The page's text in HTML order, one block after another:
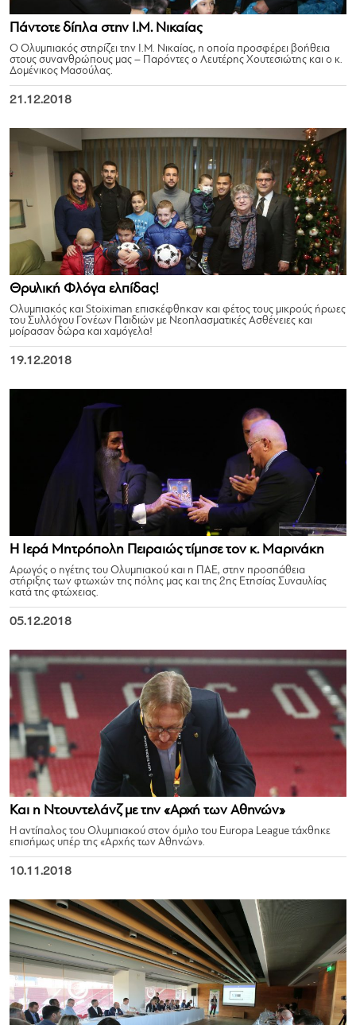
Πάντοτε δίπλα στην Ι.Μ. Νικαίας
Ο Ολυμπιακός στηρίζει την Ι.Μ. Νικαίας, η οποία προσφέρει βοήθεια
στους συνανθρώπους μας – Παρόντες ο Λευτέρης Χουτεσιώτης και ο κ.
Δομένικος Μασούλας.
21.12.2018
Θρυλική Φλόγα ελπίδας!
Ολυμπιακός και Stoiximan επισκέφθηκαν και φέτος τους μικρούς ήρωες
του Συλλόγου Γονέων Παιδιών με Νεοπλασματικές Ασθένειες και
μοίρασαν δώρα και χαμόγελα!
19.12.2018
Η Ιερά Μητρόπολη Πειραιώς τίμησε τον κ. Μαρινάκη
Αρωγός ο ηγέτης του Ολυμπιακού και η ΠΑΕ, στην προσπάθεια
στήριξης των φτωχών της πόλης μας και της 2ης Ετησίας Συναυλίας
κατά της φτώχειας.
05.12.2018
Και η Ντουντελάνζ με την «Αρχή των Αθηνών»
Η αντίπαλος του Ολυμπιακού στον όμιλο του Europa League τάχθηκε
επισήμως υπέρ της «Αρχής των Αθηνών».
10.11.2018